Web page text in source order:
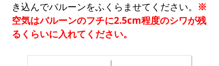
き込んでバルーンをふくらませてください。 ※
空気はバルーンのフチに2.5cm程度のシワが残
るくらいに入れてください。